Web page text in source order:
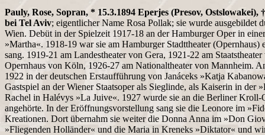
Pauly, Rose, Sopran, * 15.3.1894 Eperjes (Presov,
bei Tel Aviv; eigentlicher Name Rosa Pollak; sie wurde ausgebildet
Wien. Debüt in der Spielzeit 1917-18 an der Hamburger Oper in
»Martha«. 1918-19 war sie am Hamburger Stadttheater (Opernhaus)
sang. 1919-21 am Landestheater von Gera, 1921-22 am
Opernhaus von Köln, 1926-27 am Nationaltheater von Mannheim.
1922 in der deutschen Erstaufführung von Janáceks »Katja
Gastspiel an der Wiener Staatsoper als Sieglinde, als Kaiserin in der
Rachel in Halévys »La Juive«. 1927 wurde sie an die Berliner Kroll-
angehörte. In der Eröffnungsvorstellung sang sie die Leonore im
Kreationen. Dort übernahm sie weiter die Donna Anna im »Don
»Fliegenden Holländer« und die Maria in Kreneks »Diktator« und